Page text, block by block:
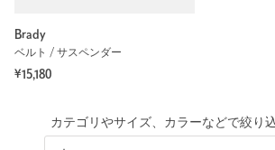
Brady
ベルト / サスペンダー
¥15,180
カテゴリやサイズ、カラーなどで絞り